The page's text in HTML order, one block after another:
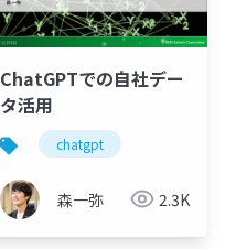
rag langflow
ChatGPTでの自社デー
タ活用
chatgpt
森一弥 2.3K